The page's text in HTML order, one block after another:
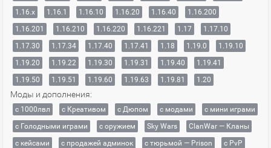
1.16.x
1.16.1 1.16.10 1.16.20 1.16.40
1.16.200
1.16.201
1.16.210 1.16.220 1.16.221 1.17
1.17.10
1.17.30
1.17.34 1.17.40 1.17.41 1.18 1.19.0
1.19.10
1.19.20
1.19.22 1.19.30 1.19.31 1.19.40
1.19.41
1.19.50
1.19.51 1.19.60 1.19.63 1.19.81 1.20
Моды и дополнения:
с 1000лвл c Креативом с Дюпом с модами
с мини играми
с Голодными играми
с оружием Sky Wars
ClanWar — Кланы
с кейсами
с продажей админок с тюрьмой — Prison
с PvP